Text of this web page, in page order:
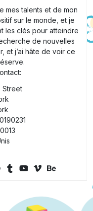
mes talents et de mon
sur le monde, et je
les clés pour atteindre
de nouvelles
et j’ai hâte de voir ce
Street